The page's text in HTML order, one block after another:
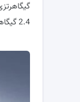
2.4 گیگاهرتز و 4 هسته با فرکانس 1.8 گیگاهرتز است. همراه با 6 گیگابایت رم.